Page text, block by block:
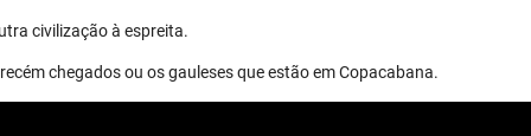
civilização à espreita.
chegados ou os gauleses que estão em Copacabana.